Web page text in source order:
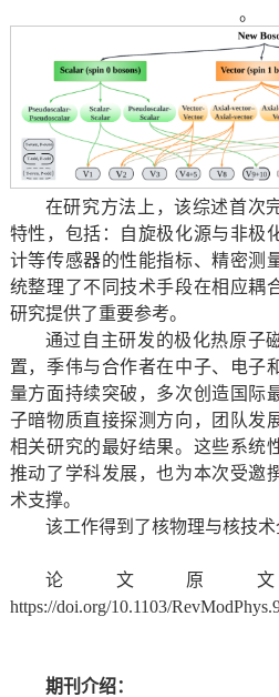
。
在研究方法上，该综述首次
特性，包括：自旋极化源与非极
计等传感器的性能指标、精密测
统整理了不同技术手段在相应耦
研究提供了重要参考。
通过自主研发的极化热原子
置，季伟与合作者在中子、电子
量方面持续突破，多次创造国际
子暗物质直接探测方向，团队发
相关研究的最好结果。这些系统
推动了学科发展，也为本次受邀
术支撑。
该工作得到了核物理与核技术
论文原
https://doi.org/10.1103/
期刊介绍：